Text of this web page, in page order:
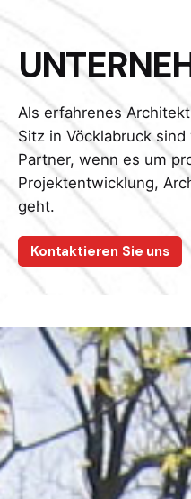
Als erfahrenes
Sitz in Vöcklabruck
Partner, wenn es um
Projektentwicklung,
geht.
Kontaktieren Sie uns